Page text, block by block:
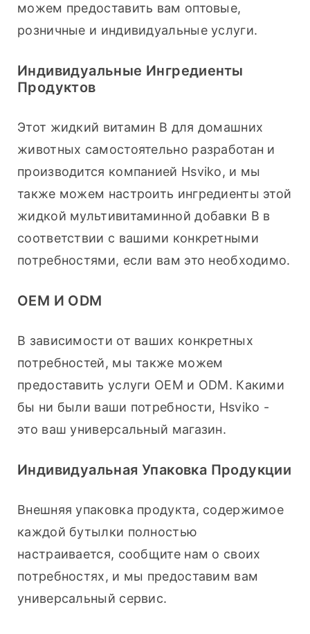
можем предоставить вам оптовые,
розничные и индивидуальные услуги.
Индивидуальные Ингредиенты
Продуктов
Этот жидкий витамин B для домашних
животных самостоятельно разработан и
производится компанией Hsviko, и мы
также можем настроить ингредиенты этой
жидкой мультивитаминной добавки B в
соответствии с вашими конкретными
потребностями, если вам это необходимо.
OEM И ODM
В зависимости от ваших конкретных
потребностей, мы также можем
предоставить услуги OEM и ODM. Какими
бы ни были ваши потребности, Hsviko -
это ваш универсальный магазин.
Индивидуальная Упаковка Продукции
Внешняя упаковка продукта, содержимое
каждой бутылки полностью
настраивается, сообщите нам о своих
потребностях, и мы предоставим вам
универсальный сервис.